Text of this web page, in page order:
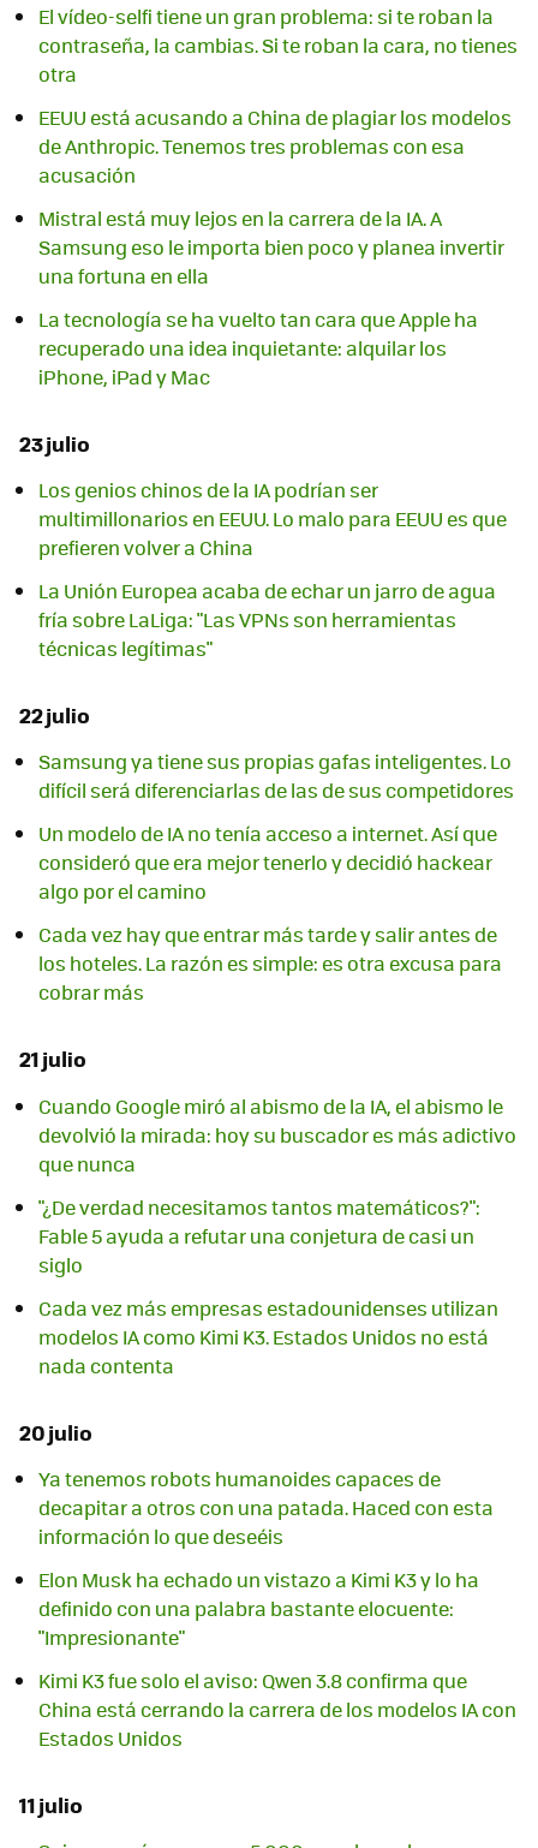
El vídeo-selfi tiene un gran problema: si te roban la
contraseña, la cambias. Si te roban la cara, no tienes
otra
EEUU está acusando a China de plagiar los modelos
de Anthropic. Tenemos tres problemas con esa
acusación
Mistral está muy lejos en la carrera de la IA. A
Samsung eso le importa bien poco y planea invertir
una fortuna en ella
La tecnología se ha vuelto tan cara que Apple ha
recuperado una idea inquietante: alquilar los
iPhone, iPad y Mac
23 julio
Los genios chinos de la IA podrían ser
multimillonarios en EEUU. Lo malo para EEUU es que
prefieren volver a China
La Unión Europea acaba de echar un jarro de agua
fría sobre LaLiga: "Las VPNs son herramientas
técnicas legítimas"
22 julio
Samsung ya tiene sus propias gafas inteligentes. Lo
difícil será diferenciarlas de las de sus competidores
Un modelo de IA no tenía acceso a internet. Así que
consideró que era mejor tenerlo y decidió hackear
algo por el camino
Cada vez hay que entrar más tarde y salir antes de
los hoteles. La razón es simple: es otra excusa para
cobrar más
21 julio
Cuando Google miró al abismo de la IA, el abismo le
devolvió la mirada: hoy su buscador es más adictivo
que nunca
"¿De verdad necesitamos tantos matemáticos?":
Fable 5 ayuda a refutar una conjetura de casi un
siglo
Cada vez más empresas estadounidenses utilizan
modelos IA como Kimi K3. Estados Unidos no está
nada contenta
20 julio
Ya tenemos robots humanoides capaces de
decapitar a otros con una patada. Haced con esta
información lo que deseéis
Elon Musk ha echado un vistazo a Kimi K3 y lo ha
definido con una palabra bastante elocuente:
"Impresionante"
Kimi K3 fue solo el aviso: Qwen 3.8 confirma que
China está cerrando la carrera de los modelos IA con
Estados Unidos
11 julio